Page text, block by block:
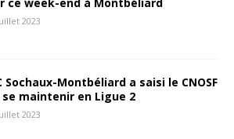
2023
Sochaux-Montbéliard a saisi le CNOSF
se maintenir en Ligue 2
2023